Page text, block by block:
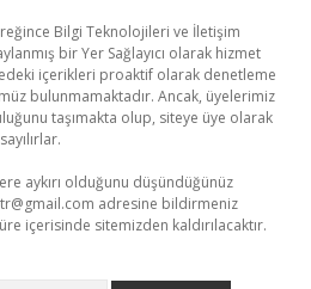
Bilgi Teknolojileri ve İletişim
bir Yer Sağlayıcı olarak hizmet
içerikleri proaktif olarak denetleme
bulunmamaktadır. Ancak, üyelerimiz
taşımakta olup, siteye üye olarak
aykırı olduğunu düşündüğünüz
adresine bildirmeniz
içerisinde sitemizden kaldırılacaktır.